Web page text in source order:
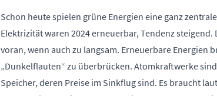
Schon heute spielen grüne Energien eine ganz
Elektrizität waren 2024 erneuerbar, Tendenz
voran, wenn auch zu langsam. Erneuerbare Energien
„Dunkelflauten“ zu überbrücken. Atomkraftwerke
Speicher, deren Preise im Sinkflug sind. Es braucht